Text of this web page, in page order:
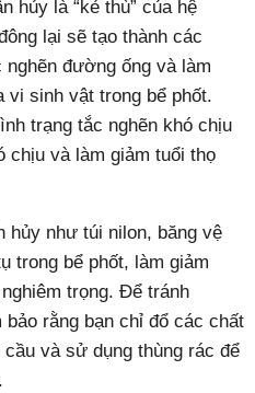
hủy là “kẻ thù” của hệ
lại sẽ tạo thành các
đường ống và làm
vi sinh vật trong bể phốt.
trạng tắc nghẽn khó chịu
chịu và làm giảm tuổi thọ
hủy như túi nilon, băng vệ
trong bể phốt, làm giảm
trọng. Để tránh
rằng bạn chỉ đổ các chất
và sử dụng thùng rác để